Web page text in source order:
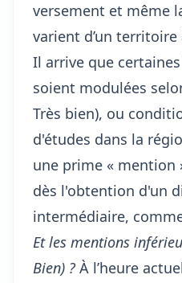
versement et même
varient d’un territoire
Il arrive que certaines
soient modulées
Très bien), ou
d'études dans la
une prime « mention
dès l'obtention d'un
intermédiaire,
Et les mentions
Bien) ? À l’heure